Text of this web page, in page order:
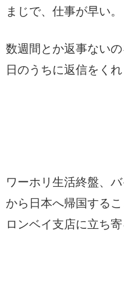
まじで、仕事が早い。
数週間とか返事ない
日のうちに返信をくれ
ワーホリ生活終盤、
から日本へ帰国する
ロンベイ支店に立ち寄